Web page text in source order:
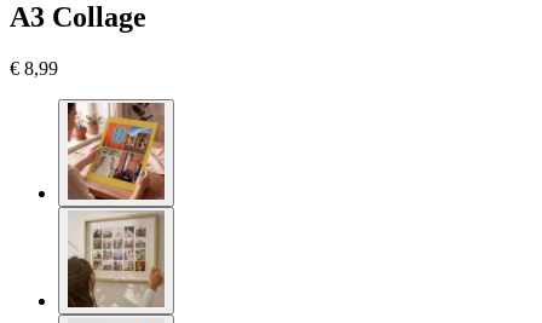
A3 Collage
€ 8,99